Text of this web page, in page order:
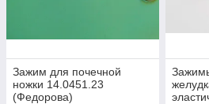
Зажим для почечной
ножки 14.0451.23
(Федорова)